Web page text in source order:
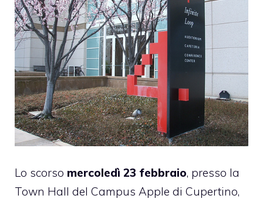
Lo scorso mercoledì 23 febbraio, presso la
Town Hall del Campus Apple di Cupertino,